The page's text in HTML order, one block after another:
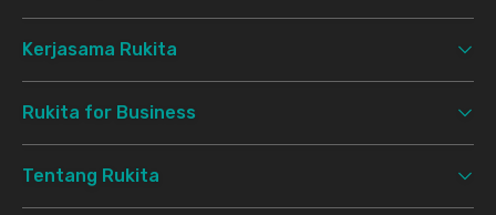
Kerjasama Rukita
Rukita for Business
Tentang Rukita